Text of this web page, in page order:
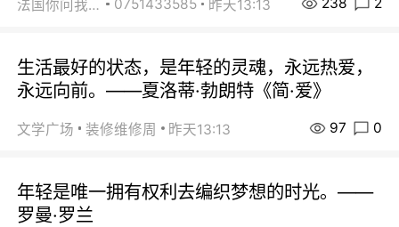
法国你问我答 0751433585 昨天13:13 238 2
生活最好的状态，是年轻的灵魂，永远热爱，
永远向前。——夏洛蒂·勃朗特《简·爱》
文学广场 装修维修周 昨天13:13 97 0
年轻是唯一拥有权利去编织梦想的时光。——
罗曼·罗兰